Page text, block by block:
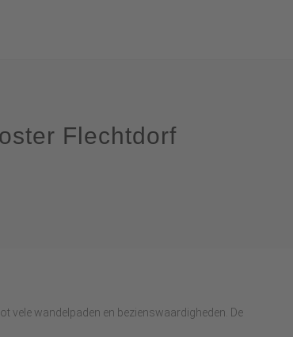
Flechtdorf
vele wandelpaden en bezienswaardigheden. De